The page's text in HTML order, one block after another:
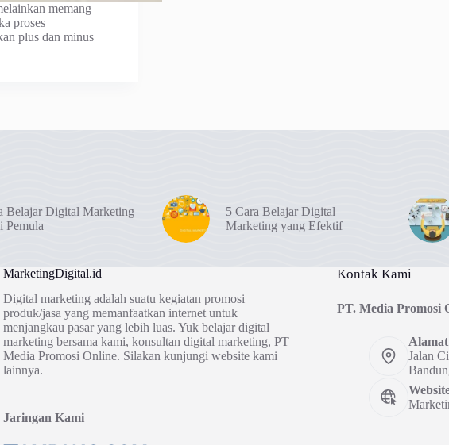
memang
proses
plus dan minus
Belajar Digital Marketing
Pemula
5 Cara Belajar Digital
Marketing yang Efektif
MarketingDigital.id
Digital marketing adalah suatu kegiatan promosi
produk/jasa yang memanfaatkan internet untuk
menjangkau pasar yang lebih luas. Yuk belajar digital
marketing bersama kami, konsultan digital marketing, PT
Media Promosi Online. Silakan kunjungi website kami
lainnya.
Jaringan Kami
Kontak Kami
PT. Media Promosi
Jalan